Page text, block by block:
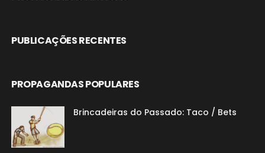
PUBLICAÇÕES RECENTES
PROPAGANDAS POPULARES
Brincadeiras do Passado: Taco / Bets